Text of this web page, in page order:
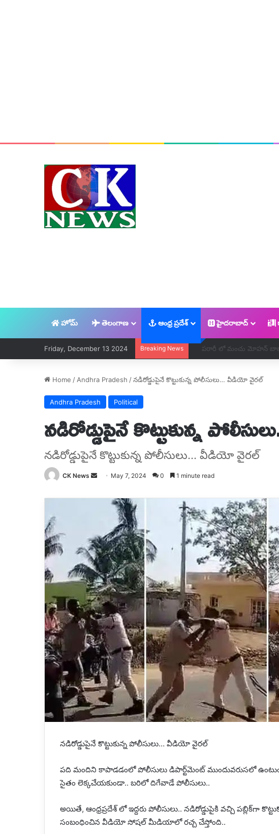
హోమ్ తెలంగాణ ఆంధ్ర ప్రదేశ్ హైదరాబాద్
Friday, December 13 2024 Breaking News అల్లు అర్జున్ అరెస్ట్…( వీడియో)
Home / Andhra Pradesh /నడిరోడ్డుపైనే కొట్టుకున్న పోలీసులు… వీడియో వైరల్
Andhra Pradesh Political
నడిరోడ్డుపైనే కొట్టుకున్న
నడిరోడ్డుపైనే కొట్టుకున్న పోలీసులు... వీడియో వైరల్
CK News
Send
email
May 7, 2024 0 1 minute read
నడిరోడ్డుపైనే కొట్టుకున్న పోలీసులు… వీడియో వైరల్
పది మందిని కాపాడడంలో పోలీసులు డిపార్ట్‌మెంట్‌ ముందువరుసలో
సైతం లెక్కచేయకుండా.. బరిలో దిగేవాడే పోలీసులు..
అయితే, ఆంధ్రప్రదేశ్‌ లో ఇద్దరు పోలీసులు.. నడిరోడ్డుపైకి వచ్చి పబ్లిక్‌గా
సంబంధించిన వీడియో సోషల్‌ మీడియాలో రచ్చ చేస్తోంది..